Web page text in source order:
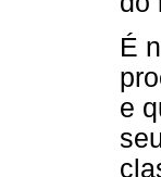
É
e